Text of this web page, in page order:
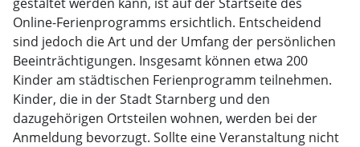
Online-Ferienprogramms ersichtlich. Entscheidend
sind jedoch die Art und der Umfang der persönlichen
Beeinträchtigungen. Insgesamt können etwa 200
Kinder am städtischen Ferienprogramm teilnehmen.
Kinder, die in der Stadt Starnberg und den
dazugehörigen Ortsteilen wohnen, werden bei der
Anmeldung bevorzugt. Sollte eine Veranstaltung nicht